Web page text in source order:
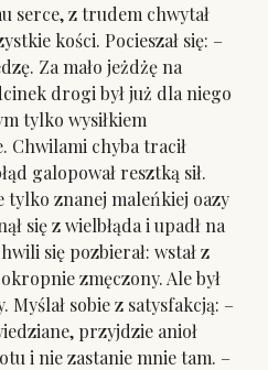
serce, z trudem chwytał
kości. Pocieszał się: –
Za mało jeżdżę na
drogi był już dla niego
tylko wysiłkiem
Chwilami chyba tracił
galopował resztką sił.
tylko znanej maleńkiej oazy
się z wielbłąda i upadł na
się pozbierał: wstał z
zmęczony. Ale był
Myślał sobie z satysfakcją: –
przyjdzie anioł
i nie zastanie mnie tam. –